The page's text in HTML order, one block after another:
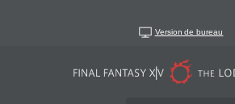
Version de bureau